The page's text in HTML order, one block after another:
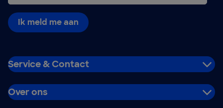
Ik meld me aan
Service & Contact
Over ons